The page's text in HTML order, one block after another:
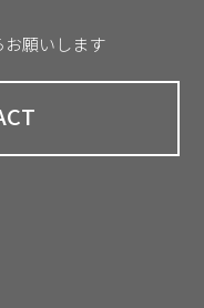
お願いします